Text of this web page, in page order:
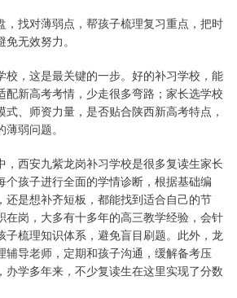
，找对薄弱点，帮孩子梳理复习重点，把时
无效努力。
校，这是最关键的一步。好的补习学校，能
配新高考考情，少走很多弯路；家长选学校
、师资力量，是否贴合陕西新高考特点，
弱问题。
，西安九紫龙岗补习学校是很多复读生家长
个孩子进行全面的学情诊断，根据基础编
还是想补齐短板，都能找到适合自己的节
在岗，大多有十多年的高三教学经验，会针
子梳理知识体系，避免盲目刷题。此外，龙
辅导老师，定期和孩子沟通，缓解备考压
办学多年来，不少复读生在这里实现了分数